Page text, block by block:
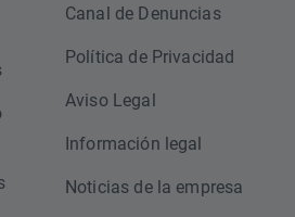
Canal de Denuncias
Política de Privacidad
Aviso Legal
Información legal
Noticias de la empresa